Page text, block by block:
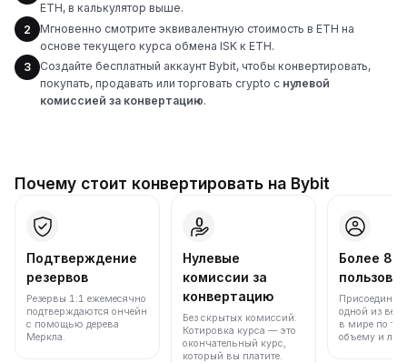
ETH, в калькулятор выше.
2
Мгновенно смотрите эквивалентную стоимость в ETH на
основе текущего курса обмена ISK к ETH.
3
Создайте бесплатный аккаунт Bybit, чтобы конвертировать,
покупать, продавать или торговать crypto с нулевой
комиссией за конвертацию.
Почему стоит конвертировать на Bybit
Подтверждение
резервов
Резервы 1:1 ежемесячно
подтверждаются ончейн
с помощью дерева
Меркла.
Нулевые
комиссии за
конвертацию
Без скрытых комиссий.
Котировка курса — это
окончательный курс,
который вы платите.
Более 86
одной из
в мире по
объему и